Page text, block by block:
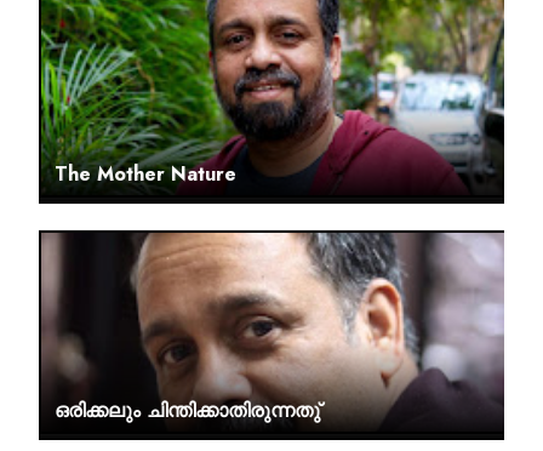
The Mother Nature
ഒരിക്കലും ചിന്തിക്കാതിരുന്നതു്